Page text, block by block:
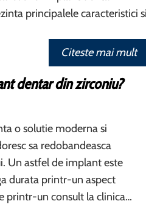
principalele caracteristici si
Citeste mai mult
dentar din zirconiu?
o solutie moderna si
sa redobandeasca
Un astfel de implant este
durata printr-un aspect
printr-un consult la clinica…